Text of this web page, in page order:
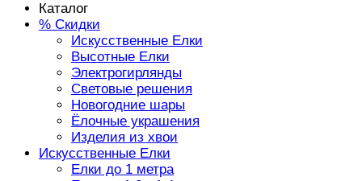
Каталог
% Скидки
Искусственные Елки
Высотные Елки
Электрогирлянды
Световые решения
Новогодние шары
Ёлочные украшения
Изделия из хвои
Искусственные Елки
Елки до 1 метра